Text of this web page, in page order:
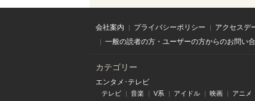
会社案内 プライバシーポリシー アクセスデ
一般の読者の方・ユーザーの方からのお問い
カテゴリー
エンタメ･テレビ
テレビ 音楽 V系 アイドル 映画 アニメ